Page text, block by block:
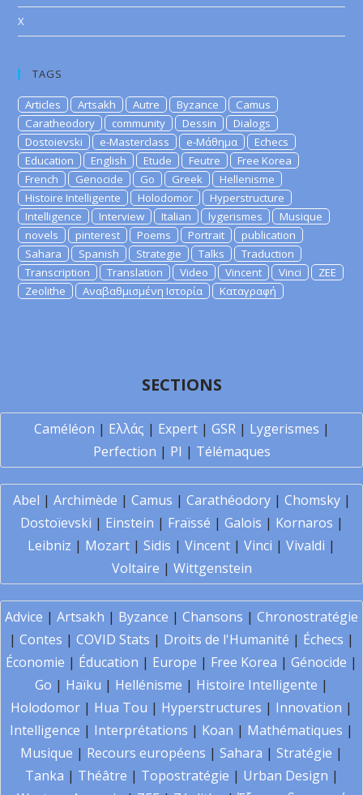
X
TAGS
Articles Artsakh Autre Byzance
Camus
Caratheodory
community Dessin
Dialogs
Dostoievski
e-Masterclass e-Μάθημα
Echecs
Education
English Etude Feutre
Free Korea
French
Genocide Go Greek
Hellenisme
Histoire Intelligente
Holodomor
Hyperstructure
Intelligence
Interview Italian lygerismes
Musique
novels
pinterest Poems Portrait
publication
Sahara
Spanish Strategie Talks
Traduction
Transcription
Translation Video Vincent Vinci
ZEE
Zeolithe
Αναβαθμισμένη Ιστορία Καταγραφή
SECTIONS
Caméléon | Ελλάς | Expert| GSR| Lygerismes |
Perfection | PI | Télémaques
Abel | Archimède | Camus | Carathéodory| Chomsky|
Dostoïevski | Einstein | Fraïssé | Galois | Kornaros |
Leibniz | Mozart | Sidis | Vincent | Vinci | Vivaldi |
Voltaire | Wittgenstein
Advice | Artsakh | Byzance | Chansons | Chronostratégie
| Contes | COVID Stats | Droits de l'Humanité | Échecs |
Économie | Éducation | Europe | Free Korea | Génocide |
Go | Haïku | Hellénisme | Histoire Intelligente |
Holodomor | Hua Tou | Hyperstructures | Innovation |
Intelligence | Interprétations | Koan | Mathématiques |
Musique | Recours européens | Sahara | Stratégie |
Tanka | Théâtre | Topostratégie | Urban Design |